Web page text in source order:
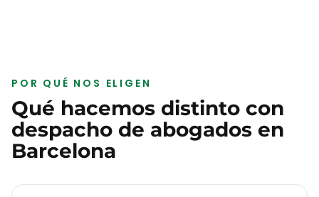
POR QUÉ NOS ELIGEN
Qué hacemos distinto con
despacho de abogados en
Barcelona